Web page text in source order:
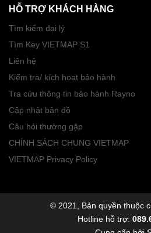
HỖ TRỢ KHÁCH HÀNG
Tìm kiếm đại lý
Tìm Key VIETMAP S1
Liên hệ
Kiểm tra/ kích hoạt bảo hành
Tra cứu thông tin bảo hành Rayno
Cập nhật bản đồ
Câu hỏi thường gặp
CHÍNH SÁCH CHUNG VIETMAP
VIETMAP Privacy Policy
© 2021, Bản quyền thuộc
Hotline hỗ trợ: